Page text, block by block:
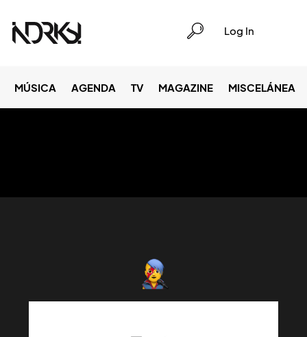
Log In
MÚSICA AGENDA TV MAGAZINE MISCELÁNEA